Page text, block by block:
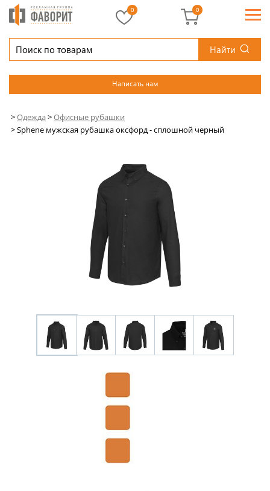
Найти
Написать нам
0 0
>Одежда>Офисные рубашки
>Sphene мужская рубашка оксфорд - сплошной черный